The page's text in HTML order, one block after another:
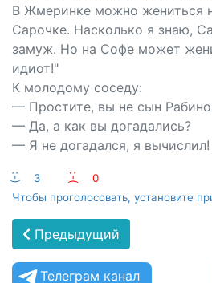
В Жмеринке можно жениться
Сарочке. Насколько я знаю,
замуж. Но на Софе может
идиот!"
К молодому соседу:
— Простите, вы не сын
— Да, а как вы догадались?
— Я не догадался, я вычислил!
:-) 3 :-(
0
Чтобы проголосовать, установите
Предыдущий
Телеграм канал